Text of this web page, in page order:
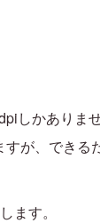
しかありま
が、でき
ます。